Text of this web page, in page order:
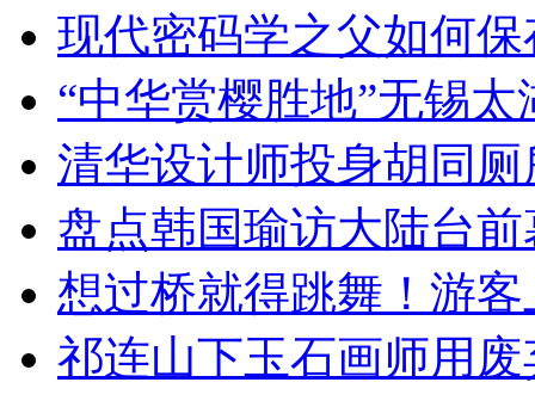
现代密码学之父如何
“中华赏樱胜地”无锡
清华设计师投身胡同
盘点韩国瑜访大陆台
想过桥就得跳舞！游客
祁连山下玉石画师用